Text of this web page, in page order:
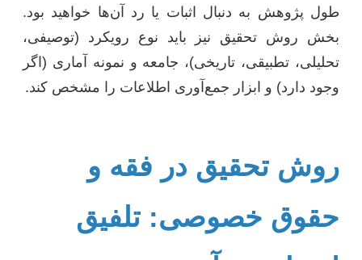
طول پژوهش به دنبال اثبات یا رد آن‌ها خواهید بود.
بخش روش تحقیق نیز باید نوع رویکرد (توصیفی،
تحلیلی، تطبیقی، تاریخی)، جامعه و نمونه آماری (اگر
وجود دارد) و ابزار جمع‌آوری اطلاعات را مشخص کند.
روش تحقیق در فقه و
حقوق خصوصی: تلفیق